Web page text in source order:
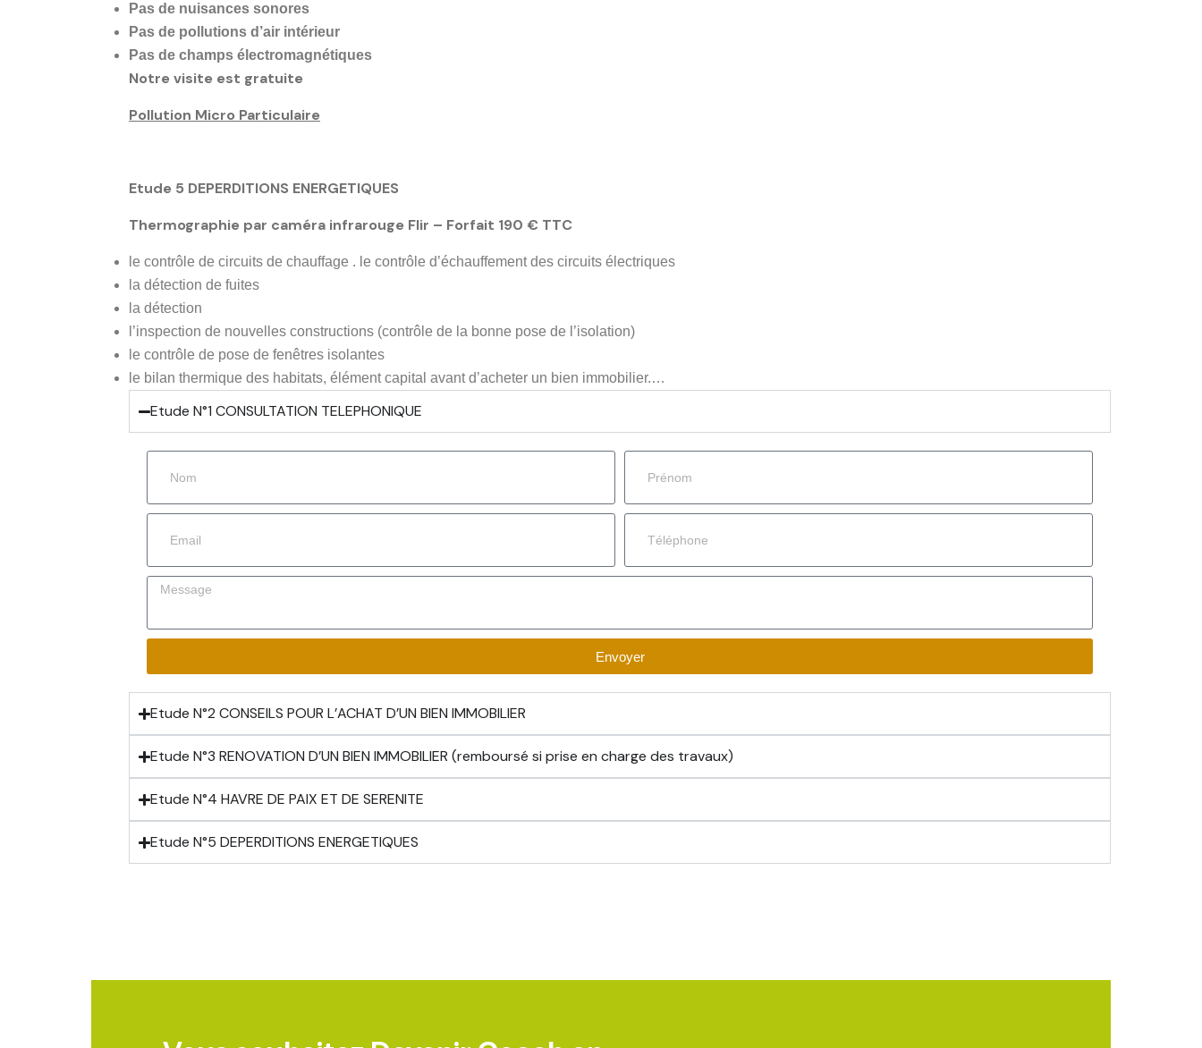
Pas de nuisances sonores
Pas de pollutions d’air intérieur
Pas de champs électromagnétiques
Notre visite est gratuite
Pollution Micro Particulaire
Etude 5 DEPERDITIONS ENERGETIQUES
Thermographie par caméra infrarouge Flir – Forfait 190 € TTC
le contrôle de circuits de chauffage . le contrôle d’échauffement des circuits électriques
la détection de fuites
la détection
l’inspection de nouvelles constructions (contrôle de la bonne pose de l’isolation)
le contrôle de pose de fenêtres isolantes
le bilan thermique des habitats, élément capital avant d’acheter un bien immobilier.…
Etude N°1 CONSULTATION TELEPHONIQUE
Envoyer
Etude N°2 CONSEILS POUR L’ACHAT D’UN BIEN IMMOBILIER
Etude N°3 RENOVATION D’UN BIEN IMMOBILIER (remboursé si prise en charge des travaux)
Etude N°4 HAVRE DE PAIX ET DE SERENITE
Etude N°5 DEPERDITIONS ENERGETIQUES